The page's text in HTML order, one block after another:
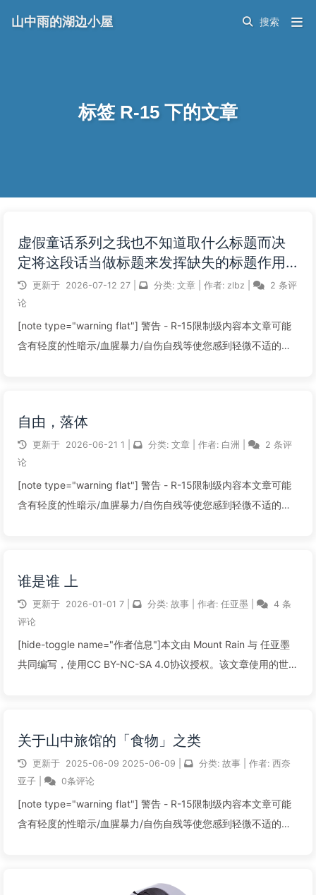
标签 R-15 下的文章
山中雨的湖边小屋
虚假童话系列之我也不知道取什么标题而决
定将这段话当做标题来发挥缺失的标题作用
以达到满足取标题的需求而满足写文惯例
更新于 2026-07-12 27 分类: 文章 作者: zlbz
2 条评
论
[note type="warning flat"] 警告 - R-15限制级内容本文章可能
含有轻度的性暗示/血腥暴力/自伤自残等使您感到轻微不适的内
阅读全文...
自由，落体
更新于 2026-06-21 1 分类: 文章 作者: 白洲
2 条评
论
[note type="warning flat"] 警告 - R-15限制级内容本文章可能
含有轻度的性暗示/血腥暴力/自伤自残等使您感到轻微不适的内
阅读全文...
谁是谁 上
更新于 2026-01-01 7 分类: 故事 作者: 任亚墨
4 条
评论
[hide-toggle name="作者信息"]本文由 Mount Rain 与 任亚墨
共同编写，使用CC BY-NC-SA 4.0协议授权。该文章使用的世界
阅读全文...
关于山中旅馆的「食物」之类
更新于 2025-06-09 2025-06-09 分类: 故事 作者: 西奈
亚子
0条评论
[note type="warning flat"] 警告 - R-15限制级内容本文章可能
含有轻度的性暗示/血腥暴力/自伤自残等使您感到轻微不适的内